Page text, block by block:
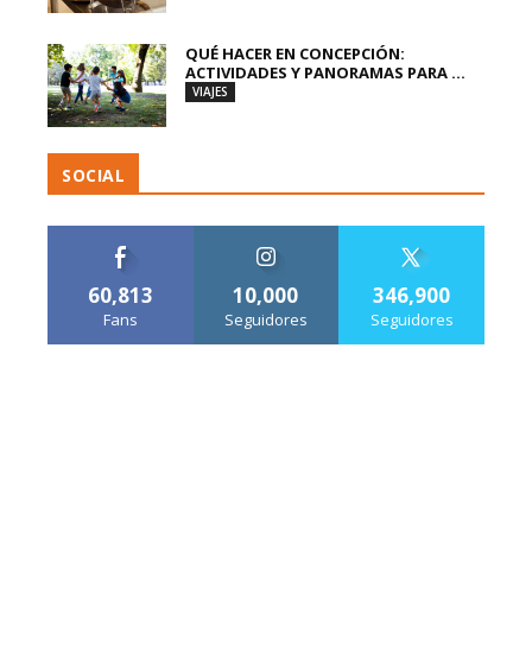
QUÉ HACER EN CONCEPCIÓN:
ACTIVIDADES Y PANORAMAS PARA ...
VIAJES
SOCIAL
60,813
Fans
10,000
Seguidores
346,900
Seguidores